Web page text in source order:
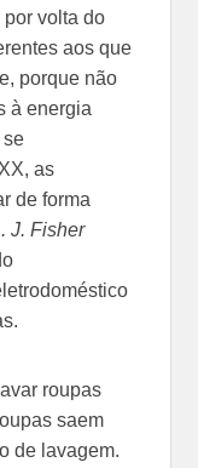
volta do
aos que
porque não
à energia
se
as
de forma
J. Fisher
roupas
saem
de lavagem.